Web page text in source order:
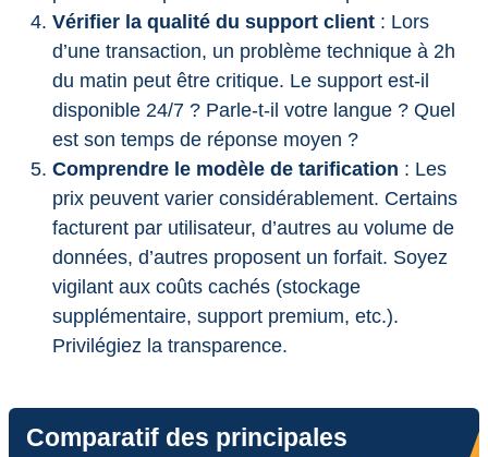
Vérifier la qualité du support client : Lors
d’une transaction, un problème technique à 2h
du matin peut être critique. Le support est-il
disponible 24/7 ? Parle-t-il votre langue ? Quel
est son temps de réponse moyen ?
Comprendre le modèle de tarification : Les
prix peuvent varier considérablement. Certains
facturent par utilisateur, d’autres au volume de
données, d’autres proposent un forfait. Soyez
vigilant aux coûts cachés (stockage
supplémentaire, support premium, etc.).
Privilégiez la transparence.
Comparatif des principales